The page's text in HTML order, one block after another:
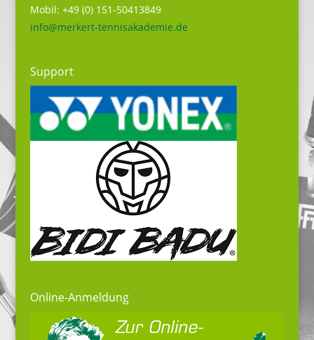
Mobil: +49 (0) 151-50413849
info@merkert-tennisakademie.de
Support
Online-Anmeldung